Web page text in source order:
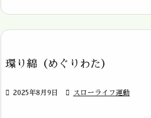
環り綿（めぐりわた）
 2025年8月9日  スローライフ運動